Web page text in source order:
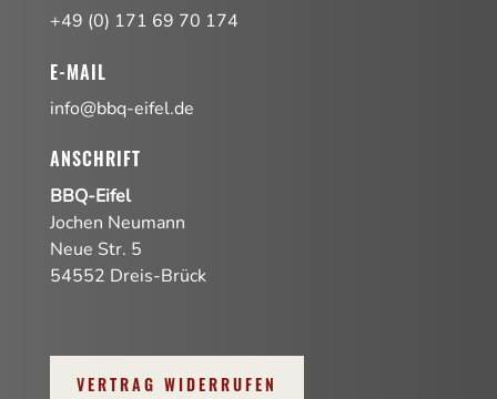
+49 (0) 171 69 70 174
E-MAIL
info@bbq-eifel.de
ANSCHRIFT
BBQ-Eifel
Jochen Neumann
Neue Str. 5
54552 Dreis-Brück
VERTRAG WIDERRUFEN